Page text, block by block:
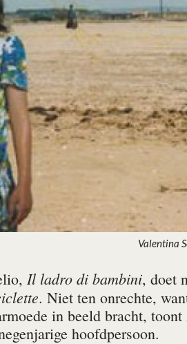
Valentina
Il ladro di bambini, doet
. Niet ten onrechte,
in beeld bracht,
hoofdpersoon.